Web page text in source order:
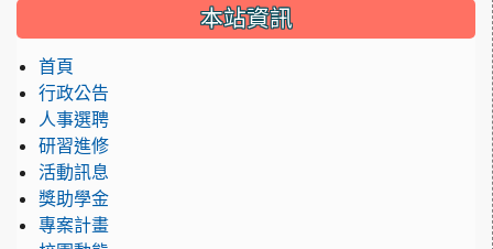
::: 本站資訊
首頁
行政公告
人事選聘
研習進修
活動訊息
獎助學金
專案計畫